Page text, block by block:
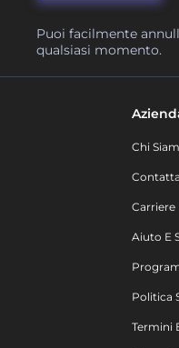
Puoi facilmente
qualsiasi momento.
Chi
Carriere
Aiuto E
Politica
Termini